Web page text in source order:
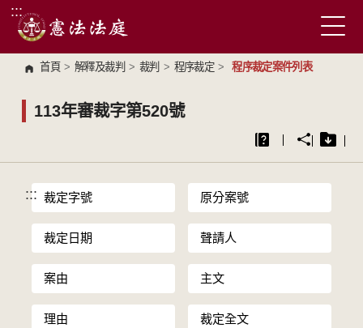
跳到主要內容區塊
:::
首頁 > 解釋及裁判 > 裁判 > 程序裁定 > 程序裁定案件列表
113年審裁字第520號
::: 裁定字號 原分案號
裁定日期 聲請人
案由 主文
理由 裁定全文